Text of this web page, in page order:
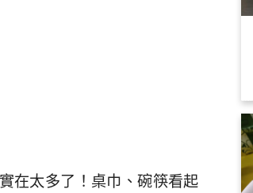
在太多了！桌巾、碗筷看起